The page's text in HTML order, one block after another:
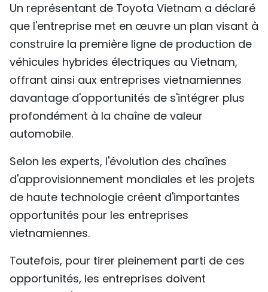
Un représentant de Toyota Vietnam a déclaré
que l'entreprise met en œuvre un plan visant à
construire la première ligne de production de
véhicules hybrides électriques au Vietnam,
offrant ainsi aux entreprises vietnamiennes
davantage d'opportunités de s'intégrer plus
profondément à la chaîne de valeur
automobile.
Selon les experts, l'évolution des chaînes
d'approvisionnement mondiales et les projets
de haute technologie créent d'importantes
opportunités pour les entreprises
vietnamiennes.
Toutefois, pour tirer pleinement parti de ces
opportunités, les entreprises doivent